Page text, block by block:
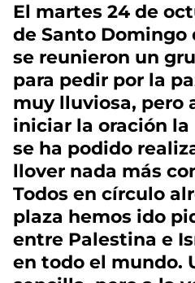
El martes 24 de
de Santo Domingo
se reunieron un
para pedir por la
muy lluviosa, pero
iniciar la oración
se ha podido
llover nada más
Todos en círculo
plaza hemos ido
entre Palestina e
en todo el mundo.